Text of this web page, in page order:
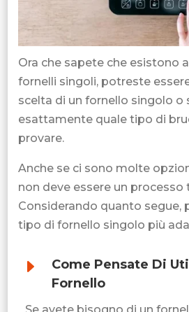
Ora che sapete che esistono
fornelli singoli, potreste
scelta di un fornello singolo o
esattamente quale tipo di
provare.
Anche se ci sono molte
non deve essere un processo
Considerando quanto segue,
tipo di fornello singolo più
E
Come Pensate Di
Fornello